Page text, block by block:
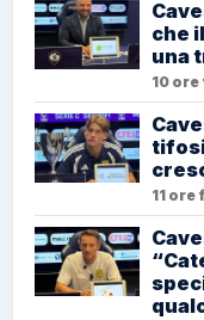
che
una
10 ore
tifosi
11 ore